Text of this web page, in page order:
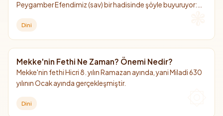
Peygamber Efendimiz (sav) bir hadisinde şöyle buyuruyor:
Dini
Mekke'nin Fethi Ne Zaman? Önemi Nedir?
Mekke'nin fethi Hicri 8. yılın Ramazan ayında, yani Miladi 630
yılının Ocak ayında gerçekleşmiştir.
Dini